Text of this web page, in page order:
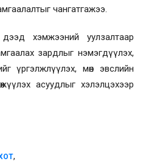
чангатгажээ.
хэмжээний уулзалтаар
зардлыг нэмэгдүүлэх,
үргэлжлүүлэх, мөн эвслийн
асуудлыг хэлэлцэхээр
,